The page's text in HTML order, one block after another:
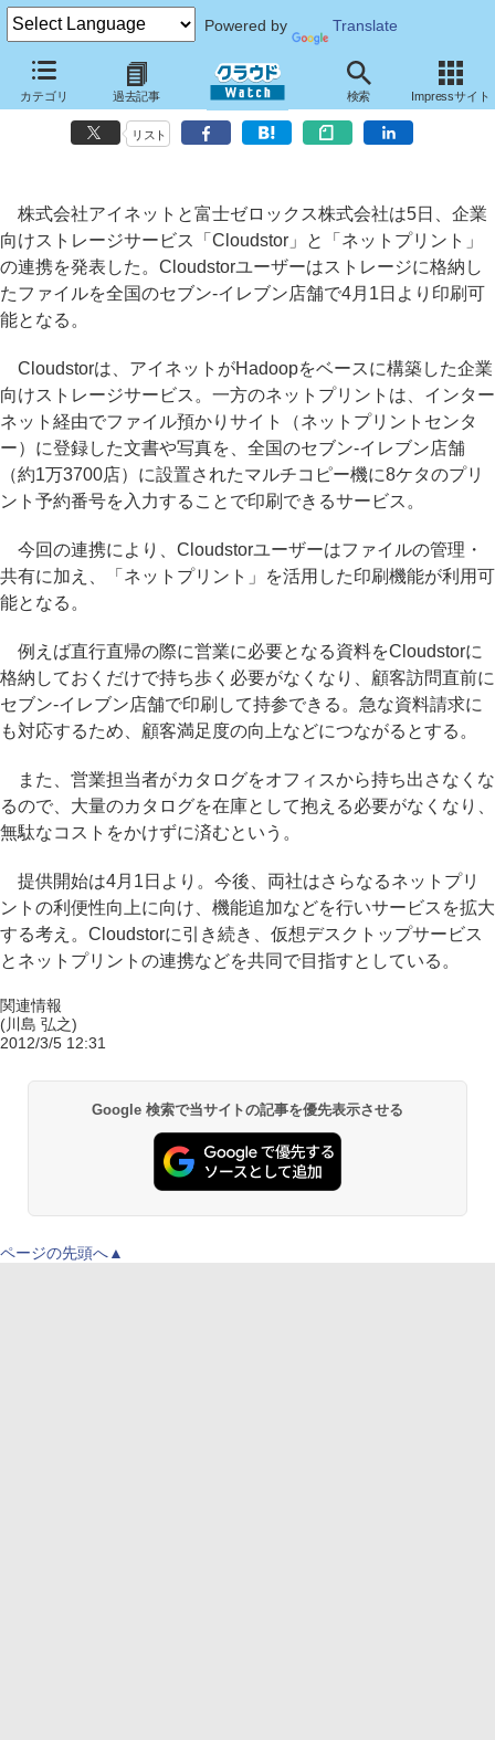
Powered by Translate
カテゴリ 過去記事 検索 Impressサイト
ストレージサービス「Cloudstor」内の文書をセブン-イレブンで印刷
可能に
リスト
株式会社アイネットと富士ゼロックス株式会社は5日、企業
向けストレージサービス「Cloudstor」と「ネットプリント」
の連携を発表した。Cloudstorユーザーはストレージに格納し
たファイルを全国のセブン-イレブン店舗で4月1日より印刷可
能となる。
Cloudstorは、アイネットがHadoopをベースに構築した企業
向けストレージサービス。一方のネットプリントは、インター
ネット経由でファイル預かりサイト（ネットプリントセンタ
ー）に登録した文書や写真を、全国のセブン-イレブン店舗
（約1万3700店）に設置されたマルチコピー機に8ケタのプリ
ント予約番号を入力することで印刷できるサービス。
今回の連携により、Cloudstorユーザーはファイルの管理・
共有に加え、「ネットプリント」を活用した印刷機能が利用可
能となる。
例えば直行直帰の際に営業に必要となる資料をCloudstorに
格納しておくだけで持ち歩く必要がなくなり、顧客訪問直前に
セブン-イレブン店舗で印刷して持参できる。急な資料請求に
も対応するため、顧客満足度の向上などにつながるとする。
また、営業担当者がカタログをオフィスから持ち出さなくな
るので、大量のカタログを在庫として抱える必要がなくなり、
無駄なコストをかけずに済むという。
提供開始は4月1日より。今後、両社はさらなるネットプリ
ントの利便性向上に向け、機能追加などを行いサービスを拡大
する考え。Cloudstorに引き続き、仮想デスクトップサービス
とネットプリントの連携などを共同で目指すとしている。
関連情報
(川島 弘之)
2012/3/5 12:31
Google 検索で当サイトの記事を優先表示させる
ページの先頭へ▲